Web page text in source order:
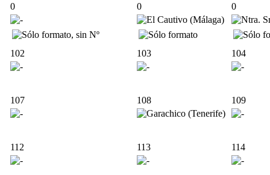
0 0 0
102 103 104
107 108 109
112 113 114